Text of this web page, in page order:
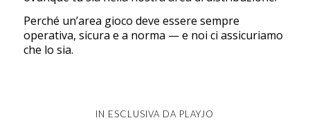
Perché un’area gioco deve essere sempre
operativa, sicura e a norma — e noi ci assicuriamo
che lo sia.
IN ESCLUSIVA DA PLAYJO